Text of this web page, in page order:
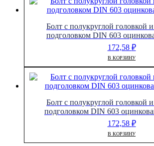
Болт с полукруглой головкой
подголовком DIN 603
172,58 ₽
В КОРЗИНУ
Болт с полукруглой головкой
подголовком DIN 603
172,58 ₽
В КОРЗИНУ